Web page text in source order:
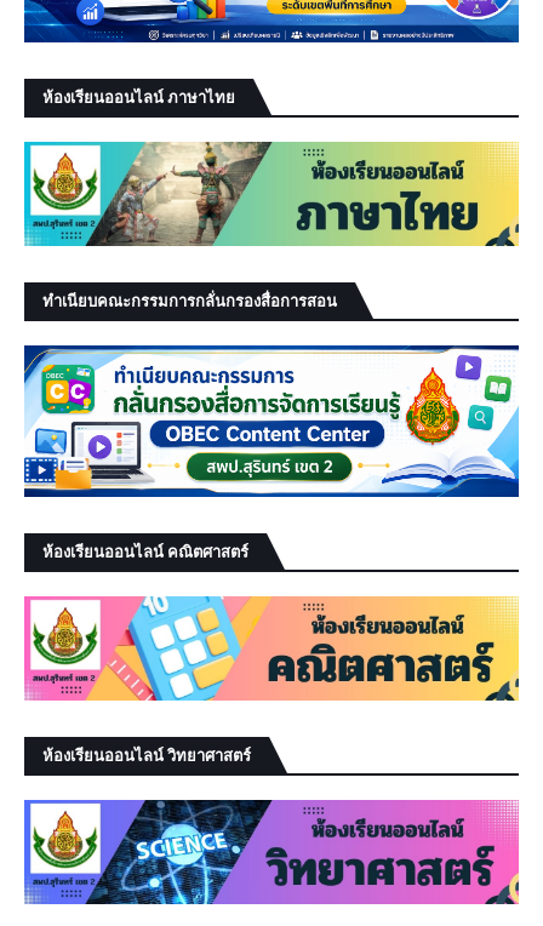
ห้องเรียนออนไลน์ ภาษาไทย
ทำเนียบคณะกรรมการกลั่นกรองสื่อการสอน
ห้องเรียนออนไลน์ คณิตศาสตร์
ห้องเรียนออนไลน์ วิทยาศาสตร์